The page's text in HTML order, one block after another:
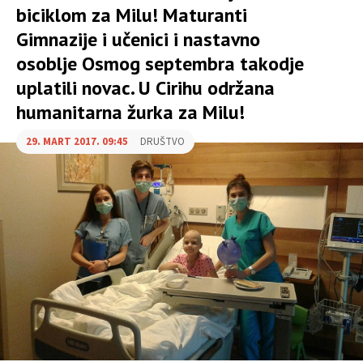
biciklom za Milu! Maturanti
Gimnazije i učenici i nastavno
osoblje Osmog septembra takodje
uplatili novac. U Cirihu održana
humanitarna žurka za Milu!
29. MART 2017. 09:45 DRUŠTVO